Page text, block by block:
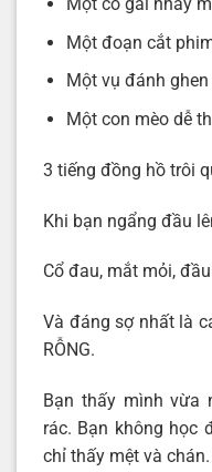
Một đoạn cắt
Một vụ đánh
Một con mèo dễ
3 tiếng đồng hồ trôi
Khi bạn ngẩng đầu
Cổ đau, mắt mỏi,
Và đáng sợ nhất là
RỖNG.
Bạn thấy mình vừa
rác. Bạn không học
chỉ thấy mệt và chán.